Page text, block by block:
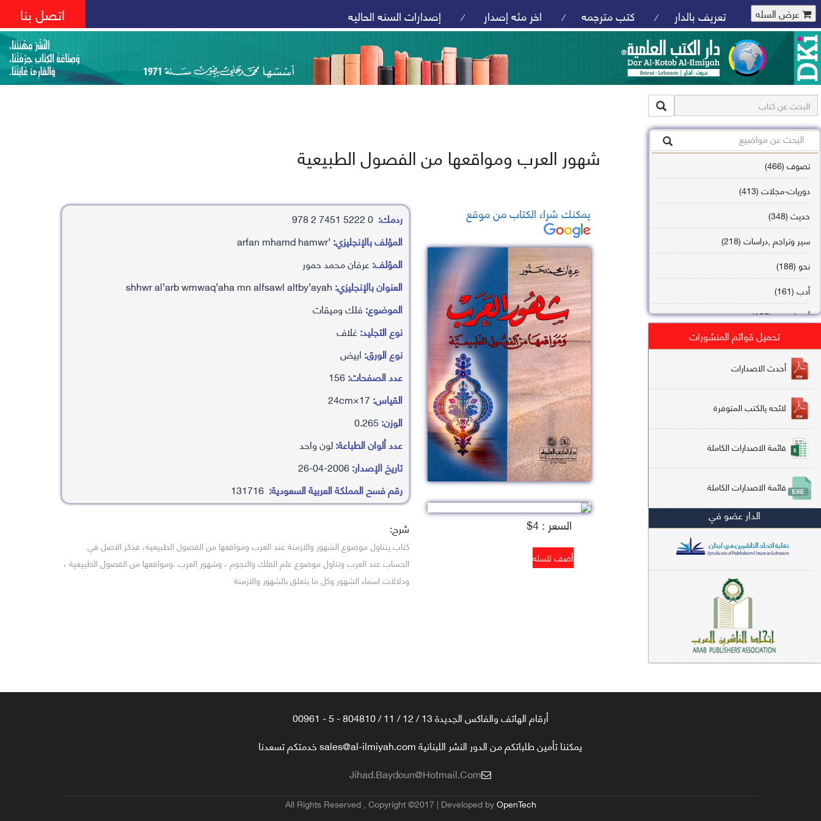
عرض السله تعريف بالدار / كتب مترجمه / اخر مئه إصدار / إصدارات السنه الحاليه اتصل بنا
تصوف (466)
دوريات-مجلات (413)
حديث (348)
سير وتراجم ,دراسات (218)
نحو (188)
أدب (161)
أصول فقه (158)
تاريخ (138)
فقه شافعي (132)
فقه حنفي (113)
فقه مالكي (112)
تفسير قرآن (106)
علم كلام (96)
أخلاق وتصوف (91)
سير وتراجم (90)
معاجم لغوية (89)
سيرة نبوية وتصوف (81)
دراسات إسلامية (75)
شعر (72)
علوم قرآن (66)
فقه عام وأحكام فقهية (62)
تحميل قوائم المنشورات
أحدث الاصدارات
لائحه يالكتب المتوفرة
قائمة الاصدارات الكاملة
قائمة الاصدارات الكاملة
الدار عضو في
شهور العرب ومواقعها من الفصول الطبيعية
يمكنك شراء الكتاب من موقع
السعر : 4$
ردمك: 0 5222 7451 2 978
المؤلف بالإنجليزي:’arfan mhamd hamwr
المؤلف:عرفان محمد حمور
العنوان بالإنجليزي:
الموضوع:فلك وميقات
نوع التجليد:غلاف
نوع الورق:ابيض
عدد الصفحات:156
القياس:17×24cm
الوزن:
عدد ألوان الطباعة:لون واحد
تاريخ الإصدار:2006-04-26
رقم فسح المملكة العربية السعودية: 131716
شرح:
كتاب يتناول موضوع الشهور والازمنة عند العرب ومواقعها من الفصول الطبيعية، فذكر الاصل في
الحساب عند العرب وتناول موضوع علم الفلك والنجوم ، وشهور العرب .ومواقعها من الفصول الطبيعية ،
ودلالات اسماء الشهور وكل ما يتعلق بالشهور والازمنة
أرقام الهاتف والفاكس الجديدة 13 / 12 / 11 / 804810 - 5 - 00961
يمكننا تأمين طلباتكم من الدور النشر اللبنانية sales@al-ilmiyah.com خدمتكم تسعدنا
Jihad.baydoun@hotmail.com
All Rights Reserved , Copyright ©2017 | Developed byOpenTech